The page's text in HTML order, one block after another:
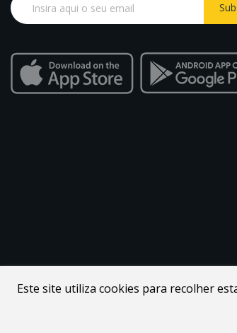
Este site utiliza cookies para recolher
Desenvolvido porWebdouro . Loja Online para